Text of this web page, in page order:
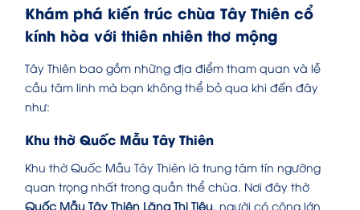
Khám phá kiến trúc chùa Tây Thiên cổ
kính hòa với thiên nhiên thơ mộng
Tây Thiên bao gồm những địa điểm tham quan và lễ
cầu tâm linh mà bạn không thể bỏ qua khi đến đây
như:
Khu thờ Quốc Mẫu Tây Thiên
Khu thờ Quốc Mẫu Tây Thiên là trung tâm tín ngưỡng
quan trọng nhất trong quần thể chùa. Nơi đây thờ
Quốc Mẫu Tây Thiên Lăng Thị Tiêu , người có công lớn